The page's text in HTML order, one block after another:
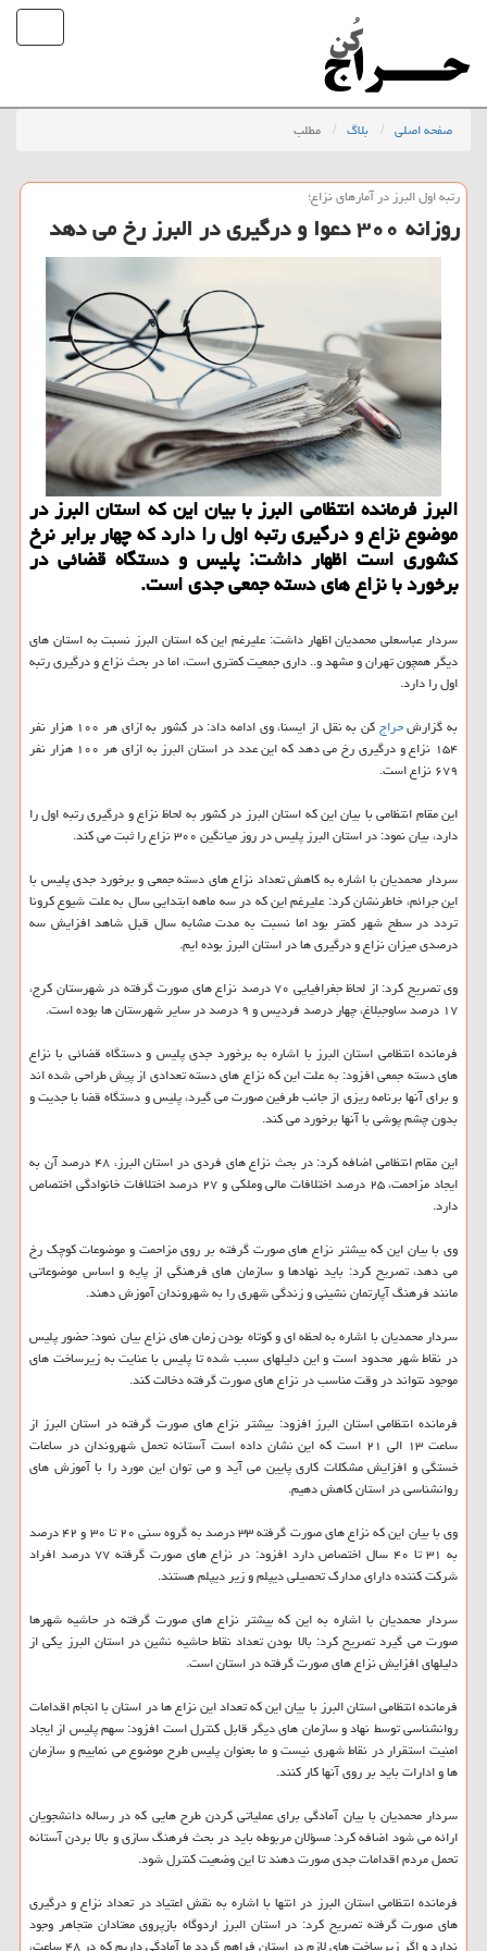
صفحه اصلی بلاگ مطلب
رتبه اول البرز در آمارهای نزاع؛
روزانه ۳۰۰ دعوا و درگیری در البرز رخ می دهد
البرز فرمانده انتظامی البرز با بیان این كه استان البرز در
موضوع نزاع و درگیری رتبه اول را دارد كه چهار برابر نرخ
كشوری است اظهار داشت: پلیس و دستگاه قضائی در
برخورد با نزاع های دسته جمعی جدی است.
سردار عباسعلی محمدیان اظهار داشت: علیرغم این که استان البرز نسبت به استان های
دیگر همچون تهران و مشهد و.. داری جمعیت کمتری است، اما در بحث نزاع و درگیری رتبه
اول را دارد.
به گزارشحراج
کن به نقل از ایسنا، وی ادامه داد: در کشور به ازای هر ۱۰۰ هزار نفر
۱۵۴ نزاع و درگیری رخ می دهد که این عدد در استان البرز به ازای هر ۱۰۰ هزار نفر
۶۷۹ نزاع است.
این مقام انتظامی با بیان این که استان البرز در کشور به لحاظ نزاع و درگیری رتبه اول را
دارد، بیان نمود: در استان البرز پلیس در روز میانگین ۳۰۰ نزاع را ثبت می کند.
سردار محمدیان با اشاره به کاهش تعداد نزاع های دسته جمعی و برخورد جدی پلیس با
این جرائم، خاطرنشان کرد: علیرغم این که در سه ماهه ابتدایی سال به علت شیوع کرونا
تردد در سطح شهر کمتر بود اما نسبت به مدت مشابه سال قبل شاهد افزایش سه
درصدی میزان نزاع و درگیری ها در استان البرز بوده ایم.
وی تصریح کرد: از لحاظ جغرافیایی ۷۰ درصد نزاع های صورت گرفته در شهرستان کرج،
۱۷ درصد ساوجبلاغ، چهار درصد فردیس و ۹ درصد در سایر شهرستان ها بوده است.
فرمانده انتظامی استان البرز با اشاره به برخورد جدی پلیس و دستگاه قضائی با نزاع
های دسته جمعی افزود: به علت این که نزاع های دسته تعدادی از پیش طراحی شده اند
و برای آنها برنامه ریزی از جانب طرفین صورت می گیرد، پلیس و دستگاه قضا با جدیت و
بدون چشم پوشی با آنها برخورد می کند.
این مقام انتظامی اضافه کرد: در بحث نزاع های فردی در استان البرز، ۴۸ درصد آن به
ایجاد مزاحمت، ۲۵ درصد اختلافات مالی وملکی و ۲۷ درصد اختلافات خانوادگی اختصاص
دارد.
وی با بیان این که بیشتر نزاع های صورت گرفته بر روی مزاحمت و موضوعات کوچک رخ
می دهد، تصریح کرد: باید نهادها و سازمان های فرهنگی از پایه و اساس موضوعاتی
مانند فرهنگ آپارتمان نشینی و زندگی شهری را به شهروندان آموزش دهند.
سردار محمدیان با اشاره به لحظه ای و کوتاه بودن زمان های نزاع بیان نمود: حضور پلیس
در نقاط شهر محدود است و این دلیلهای سبب شده تا پلیس با عنایت به زیرساخت های
موجود نتواند در وقت مناسب در نزاع های صورت گرفته دخالت کند.
فرمانده انتظامی استان البرز افزود: بیشتر نزاع های صورت گرفته در استان البرز از
ساعت ۱۳ الی ۲۱ است که این نشان داده است آستانه تحمل شهروندان در ساعات
خستگی و افزایش مشکلات کاری پایین می آید و می توان این مورد را با آموزش های
روانشناسی در استان کاهش دهیم.
وی با بیان این که نزاع های صورت گرفته ۳۳ درصد به گروه سنی ۲۰ تا ۳۰ و ۴۲ درصد
به ۳۱ تا ۴۰ سال اختصاص دارد افزود: در نزاع های صورت گرفته ۷۷ درصد افراد
شرکت کننده دارای مدارک تحصیلی دیپلم و زیر دیپلم هستند.
سردار محمدیان با اشاره به این که بیشتر نزاع های صورت گرفته در حاشیه شهرها
صورت می گیرد تصریح کرد: بالا بودن تعداد نقاط حاشیه نشین در استان البرز یکی از
دلیلهای افزایش نزاع های صورت گرفته در استان است.
فرمانده انتظامی استان البرز با بیان این که تعداد این نزاع ها در استان با انجام اقدامات
روانشناسی توسط نهاد و سازمان های دیگر قابل کنترل است افزود: سهم پلیس از ایجاد
امنیت استقرار در نقاط شهری نیست و ما بعنوان پلیس طرح موضوع می نماییم و سازمان
ها و ادارات باید بر روی آنها کار کنند.
سردار محمدیان با بیان آمادگی برای عملیاتی کردن طرح هایی که در رساله دانشجویان
ارائه می شود اضافه کرد: مسؤلان مربوطه باید در بحث فرهنگ سازی و بالا بردن آستانه
تحمل مردم اقدامات جدی صورت دهند تا این وضعیت کنترل شود.
فرمانده انتظامی استان البرز در انتها با اشاره به نقش اعتیاد در تعداد نزاع و درگیری
های صورت گرفته تصریح کرد: در استان البرز اردوگاه بازپروی معتادان متجاهر وجود